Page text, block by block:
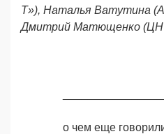
Т»), Наталья Ватутина
Дмитрий Матющенко
о чем еще